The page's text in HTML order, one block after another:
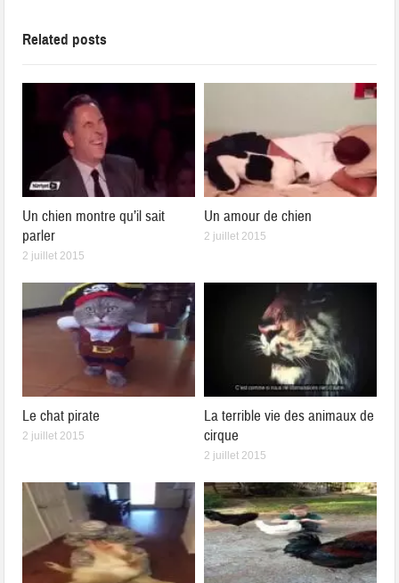
Related posts
Un chien montre qu’il sait
parler
2 juillet 2015
Un amour de chien
2 juillet 2015
Le chat pirate
2 juillet 2015
La terrible vie des animaux de
cirque
2 juillet 2015